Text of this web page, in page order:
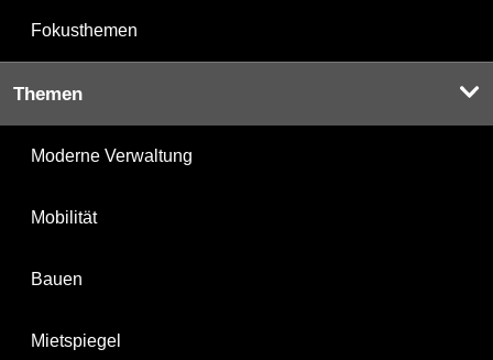
Fokusthemen
Themen
Moderne Verwaltung
Mobilität
Bauen
Mietspiegel